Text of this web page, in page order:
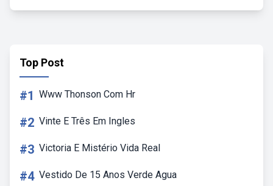
Top Post
#1 Www Thonson Com Hr
#2 Vinte E Três Em Ingles
#3 Victoria E Mistério Vida Real
#4 Vestido De 15 Anos Verde Agua